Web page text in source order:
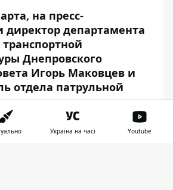
на пресс-
департамента
Днепровского
Игорь Маковцев и
отдела патрульной
по связям с
Анна Карпеченкова
планируется бороться с
в
Україна на часі Youtube